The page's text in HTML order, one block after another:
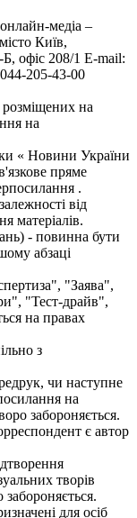
медіа –
Київ,
офіс 208/1 E-mail:
205-43-00
розміщених на
на
« Новини України
пряме
.
від
матеріалів.
- повинна бути
абзаці
"Заява",
"Тест-драйв",
на правах
з
чи наступне
на
забороняється.
є автор
творів
для осіб